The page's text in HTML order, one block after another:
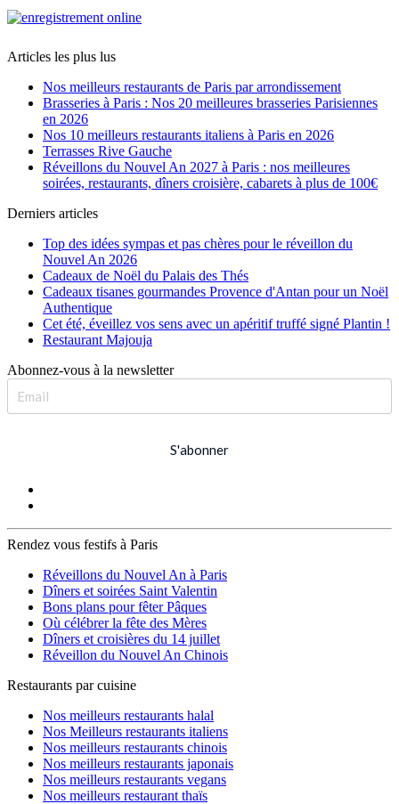
Articles les plus lus
Nos meilleurs restaurants de Paris par arrondissement
Brasseries à Paris : Nos 20 meilleures brasseries Parisiennes
en 2026
Nos 10 meilleurs restaurants italiens à Paris en 2026
Terrasses Rive Gauche
Réveillons du Nouvel An 2027 à Paris : nos meilleures
soirées, restaurants, dîners croisière, cabarets à plus de 100€
Derniers articles
Top des idées sympas et pas chères pour le réveillon du
Nouvel An 2026
Cadeaux de Noël du Palais des Thés
Cadeaux tisanes gourmandes Provence d'Antan pour un Noël
Authentique
Cet été, éveillez vos sens avec un apéritif truffé signé Plantin !
Restaurant Majouja
Abonnez-vous à la newsletter
S'abonner
Rendez vous festifs à Paris
Réveillons du Nouvel An à Paris
Dîners et soirées Saint Valentin
Bons plans pour fêter Pâques
Où célébrer la fête des Mères
Dîners et croisières du 14 juillet
Réveillon du Nouvel An Chinois
Restaurants par cuisine
Nos meilleurs restaurants halal
Nos Meilleurs restaurants italiens
Nos meilleurs restaurants chinois
Nos meilleurs restaurants japonais
Nos meilleurs restaurants vegans
Nos meilleurs restaurant thaïs